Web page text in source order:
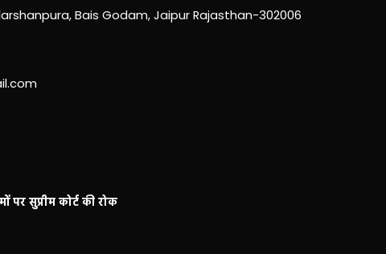
Bais Godam, Jaipur Rajasthan-302006
पर सुप्रीम कोर्ट की रोक